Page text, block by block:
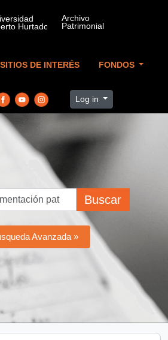
SITIOS DE INTERÉS FONDOS
Log in
Buscar
Avanzada »